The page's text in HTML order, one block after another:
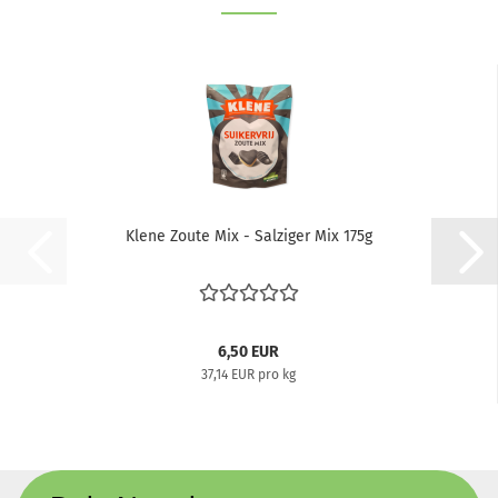
Klene Zoute Mix - Salziger Mix 175g
6,50 EUR
37,14 EUR pro kg